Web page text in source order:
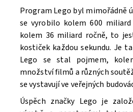
Program Lego byl mimořádně
se vyrobilo kolem 600
kolem 36 miliard ročně, to
kostiček každou sekundu. Je
Lego se stal pojmem,
množství filmů a různých
se vystavují ve veřejných
Úspěch značky Lego je